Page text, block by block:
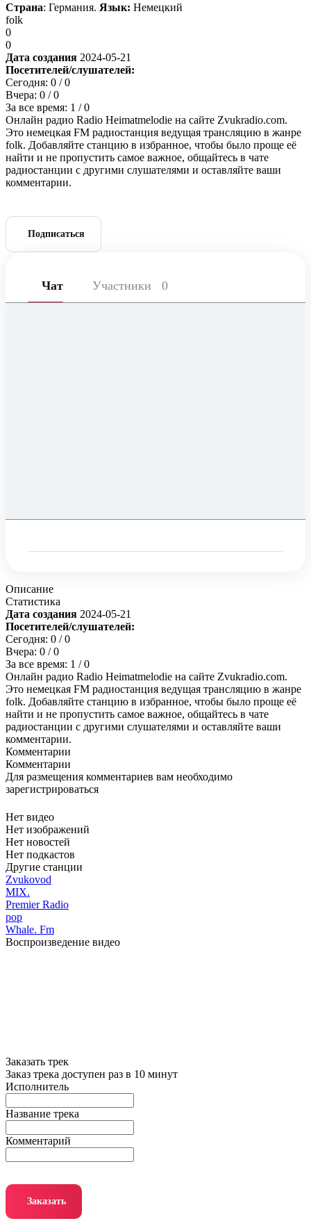
Страна: Германия. Язык: Немецкий
folk
0
0
Дата создания 2024-05-21
Посетителей/слушателей:
Сегодня: 0 / 0
Вчера: 0 / 0
За все время: 1 / 0
Онлайн радио Radio Heimatmelodie на сайте Zvukradio.com.
Это немецкая FM радиостанция ведущая трансляцию в жанре
folk. Добавляйте станцию в избранное, чтобы было проще её
найти и не пропустить самое важное, общайтесь в чате
радиостанции с другими слушателями и оставляйте ваши
комментарии.
Подписаться
Чат Участники 0
Описание
Статистика
Дата создания 2024-05-21
Посетителей/слушателей:
Сегодня: 0 / 0
Вчера: 0 / 0
За все время: 1 / 0
Онлайн радио Radio Heimatmelodie на сайте Zvukradio.com.
Это немецкая FM радиостанция ведущая трансляцию в жанре
folk. Добавляйте станцию в избранное, чтобы было проще её
найти и не пропустить самое важное, общайтесь в чате
радиостанции с другими слушателями и оставляйте ваши
комментарии.
Комментарии
Комментарии
Для размещения комментариев вам необходимо
зарегистрироваться
Нет видео
Нет изображений
Нет новостей
Нет подкастов
Другие станции
Zvukovod
MIX.
Premier Radio
pop
Whale. Fm
Воспроизведение видео
Заказать трек
Заказ трека доступен раз в 10 минут
Исполнитель
Название трека
Комментарий
Заказать